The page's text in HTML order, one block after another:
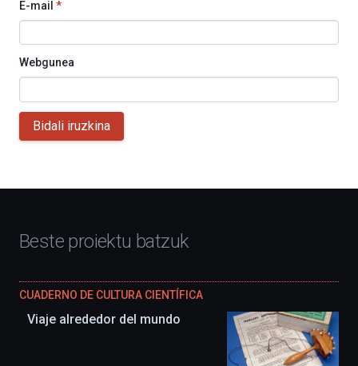
E-mail *
Webgunea
Bidali iruzkina
Beste proiektu batzuk
CUADERNO DE CULTURA CIENTÍFICA
Viaje alrededor del mundo